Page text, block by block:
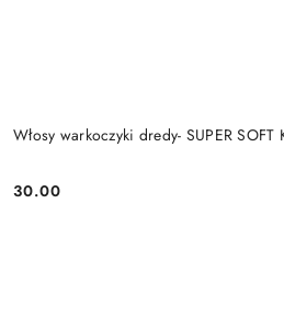
Włosy warkoczyki dredy- SUPER SOFT
Cena:
30.00